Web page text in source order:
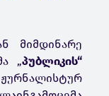
მიმდინარე
„პუბლიკის“
ჟურნალისტურ